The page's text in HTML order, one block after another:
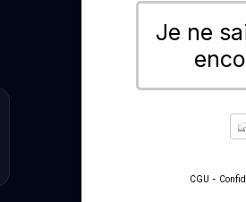
Je ne
CGU -